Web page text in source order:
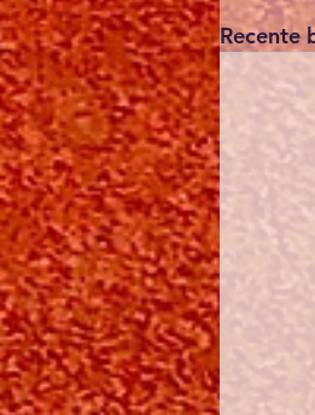
Recente